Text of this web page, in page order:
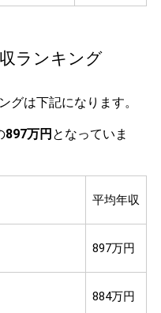
ランキング
グは下記になります。
897万円 となっていま
平均年収
897万円
884万円